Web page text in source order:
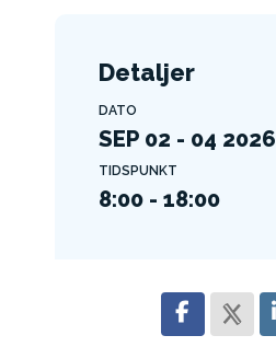
Detaljer
DATO
SEP 02 - 04 2026
TIDSPUNKT
8:00 - 18:00